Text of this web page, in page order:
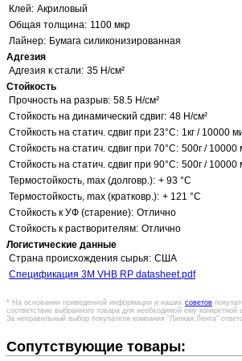
Клей: Акриловый
Общая толщина: 1100 мкр
Лайнер: Бумага силиконизированная
Адгезия
Адгезия к стали: 35 Н/см²
Стойкость
Прочность на разрыв: 58.5 Н/см²
Стойкость на динамический сдвиг: 48 Н/см²
Стойкость на статич. сдвиг при 23°C: 1кг / 10000
Стойкость на статич. сдвиг при 70°C: 500г / 10000
Стойкость на статич. сдвиг при 90°C: 500г / 10000
Термостойкость, max (долговр.): + 93 °C
Термостойкость, max (кратковр.): + 121 °C
Стойкость к УФ (старение): Отлично
Стойкость к растворителям: Отлично
Логистические данные
Страна происхождения сырья: США
Спецификация 3M VHB RP datasheet.pdf
* На основании приведенной информации и наших советов
соответствие выбранного товара для необходимой ему конкретной
За неправильный выбор покупателя компания "Липкая Лента"
Сопутствующие товары: